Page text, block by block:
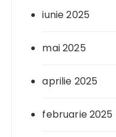
iunie 2025
mai 2025
aprilie 2025
februarie 2025